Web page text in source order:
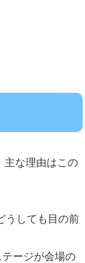
主な理由はこの
うしても目の前
ージが会場の